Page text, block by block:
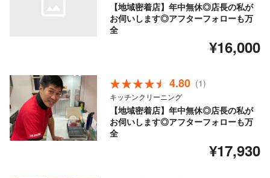
【地域密着店】年中無休◎店長の私が
お伺いします◎アフターフォローも万
全
¥16,000
4.80 (1)
キッチンクリーニング
【地域密着店】年中無休◎店長の私が
お伺いします◎アフターフォローも万
全
¥17,930